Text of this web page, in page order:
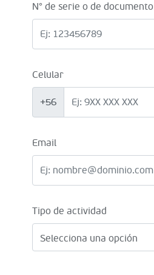
N° de serie o de documento
Celular
+56
Email
Tipo de actividad